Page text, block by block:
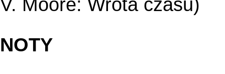
V. Moore: Wrota czasu)
NOTY